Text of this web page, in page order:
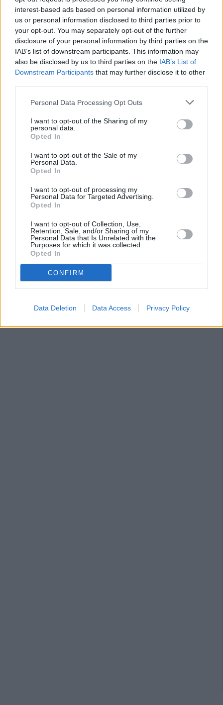
interest-based ads based on personal information utilized by
us or personal information disclosed to third parties prior to
your opt-out. You may separately opt-out of the further
disclosure of your personal information by third parties on the
IAB’s list of downstream participants. This information may
also be disclosed by us to third parties on the IAB’s List of
Downstream Participants that may further disclose it to other
Personal Data Processing Opt Outs
I want to opt-out of the Sharing of my
personal data.
Opted In
I want to opt-out of the Sale of my
Personal Data.
Opted In
I want to opt-out of processing my
Personal Data for Targeted Advertising.
Opted In
I want to opt-out of Collection, Use,
Retention, Sale, and/or Sharing of my
Personal Data that Is Unrelated with the
Purposes for which it was collected.
Opted In
CONFIRM
Data Deletion Data Access Privacy Policy
Catedral debe ser Patrimonio Mundial”.
Pero las críticas llegaron. Vinieron de fuera. El presidente
de la Diputación, Francisco Reyes, culpó al Gobierno, que
“es el que se sienta” en la Unesco, de no haber sido
“capaz de sacar” ese reconocimiento. Además, se
preguntó: “Dónde estaba el alcalde el mismo día en el que
provincial del PA, Francisco Mendieta, compartió esta
crítica hacia el Ejecutivo central y acusó al PP de
“traicionar a Jaén”.